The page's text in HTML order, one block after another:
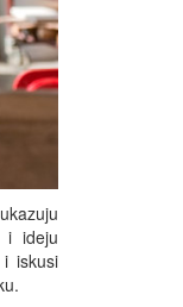
i ideju
iskusi